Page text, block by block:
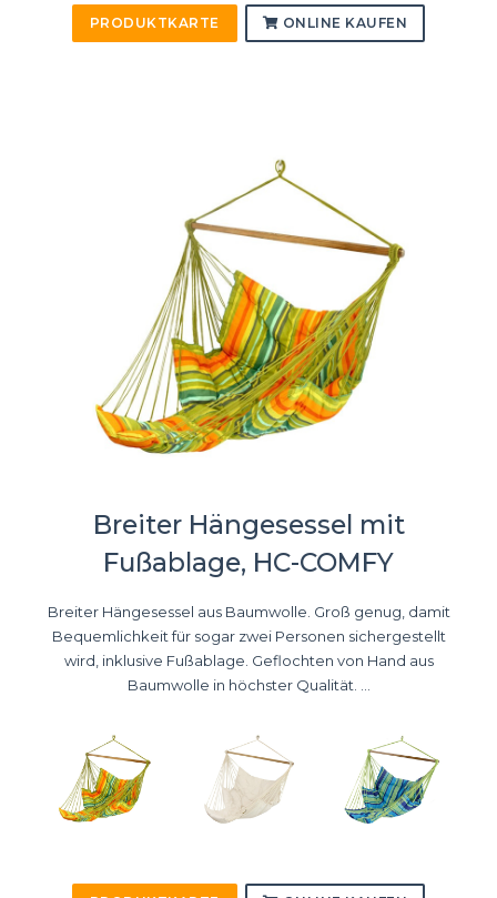
PRODUKTKARTE ONLINE KAUFEN
Breiter Hängesessel mit
Fußablage, HC-COMFY
Breiter Hängesessel aus Baumwolle. Groß genug, damit
Bequemlichkeit für sogar zwei Personen sichergestellt
wird, inklusive Fußablage. Geflochten von Hand aus
Baumwolle in höchster Qualität. ...